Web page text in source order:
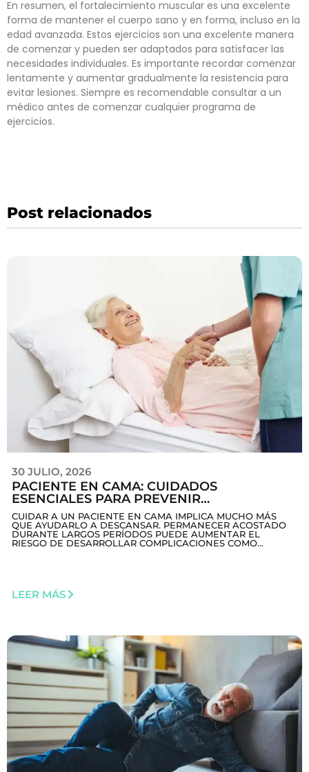
En resumen, el fortalecimiento muscular es una excelente
forma de mantener el cuerpo sano y en forma, incluso en la
edad avanzada. Estos ejercicios son una excelente manera
de comenzar y pueden ser adaptados para satisfacer las
necesidades individuales. Es importante recordar comenzar
lentamente y aumentar gradualmente la resistencia para
evitar lesiones. Siempre es recomendable consultar a un
médico antes de comenzar cualquier programa de
ejercicios.
Post relacionados
30 JULIO, 2026
PACIENTE EN CAMA: CUIDADOS
ESENCIALES PARA PREVENIR
COMPLICACIONES Y MEJORAR SU CALIDAD
DE VIDA
CUIDAR A UN PACIENTE EN CAMA IMPLICA MUCHO MÁS
QUE AYUDARLO A DESCANSAR. PERMANECER ACOSTADO
DURANTE LARGOS PERÍODOS PUEDE AUMENTAR EL
RIESGO DE DESARROLLAR COMPLICACIONES COMO...
LEER MÁS